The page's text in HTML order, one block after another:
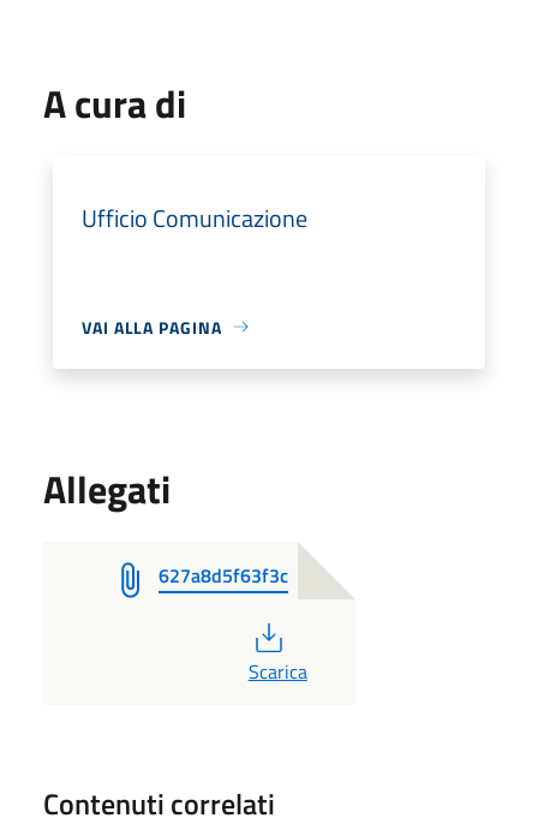
A cura di
Ufficio Comunicazione
VAI ALLA PAGINA
Allegati
627a8d5f63f3c
PDF
Scarica
Contenuti correlati